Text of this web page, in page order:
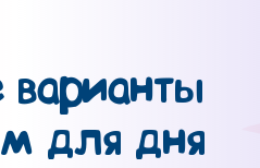
для дня